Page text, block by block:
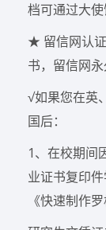
档可通过大使
★ 留信网认
书，留信网永
√如果您在英
国后：
1、在校期间
业证书复印
《快速制作